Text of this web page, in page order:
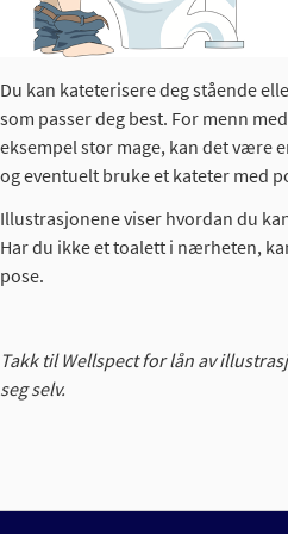
Du kan kateterisere deg stående
som passer deg best. For menn
eksempel stor mage, kan det være
og eventuelt bruke et kateter med
Illustrasjonene viser hvordan du
Har du ikke et toalett i nærheten,
pose.
Takk til Wellspect for lån av
seg selv.